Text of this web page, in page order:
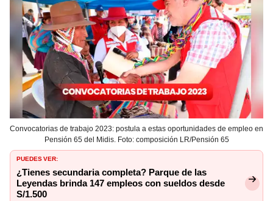
Convocatorias de trabajo 2023: postula a estas oportunidades de empleo en
Pensión 65 del Midis. Foto: composición LR/Pensión 65
PUEDES VER:
¿Tienes secundaria completa? Parque de las
Leyendas brinda 147 empleos con sueldos desde
S/1.500